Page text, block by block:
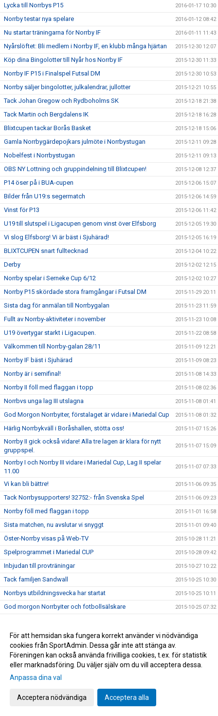
Lycka till Norrbys P15 2016-01-17 10:30
Norrby testar nya spelare 2016-01-12 08:42
Nu startar träningarna för Norrby IF 2016-01-11 11:43
Nyårslöftet: Bli medlem i Norrby IF, en klubb många hjärtan 2015-12-30 12:07
Köp dina Bingolotter till Nyår hos Norrby IF 2015-12-30 11:33
Norrby IF P15 i Finalspel Futsal DM 2015-12-30 10:53
Norrby säljer bingolotter, julkalendrar, jullotter 2015-12-21 10:55
Tack Johan Gregow och Rydboholms SK 2015-12-18 21:38
Tack Martin och Bergdalens IK 2015-12-18 16:28
Blixtcupen tackar Borås Basket 2015-12-18 15:06
Gamla Norrbygärdepojkars julmöte i Norrbystugan 2015-12-11 09:28
Nobelfest i Norrbystugan 2015-12-11 09:13
OBS NY Lottning och gruppindelning till Blixtcupen! 2015-12-08 12:37
P14 öser på i BUA-cupen 2015-12-06 15:07
Bilder från U19:s segermatch 2015-12-06 14:59
Vinst för P13 2015-12-06 11:42
U19 till slutspel i Ligacupen genom vinst över Elfsborg 2015-12-05 19:30
Vi slog Elfsborg! Vi är bäst i Sjuhärad! 2015-12-05 16:19
BLIXTCUPEN snart fulltecknad 2015-12-04 10:22
Derby 2015-12-02 12:15
Norrby spelar i Serneke Cup 6/12 2015-12-02 10:27
Norrby P15 skördade stora framgångar i Futsal DM 2015-11-29 20:11
Sista dag för anmälan till Norrbygalan 2015-11-23 11:59
Fullt av Norrby-aktiviteter i november 2015-11-23 10:08
U19 övertygar starkt i Ligacupen. 2015-11-22 08:58
Välkommen till Norrby-galan 28/11 2015-11-09 12:21
Norrby IF bäst i Sjuhärad 2015-11-09 08:23
Norrby är i semifinal! 2015-11-08 14:33
Norrby II föll med flaggan i topp 2015-11-08 02:36
Norrbvs unga lag III utslagna 2015-11-08 01:41
God Morgon Norrbyiter, förstalaget är vidare i Mariedal Cup 2015-11-08 01:32
Härlig Norrbykväll i Boråshallen, stötta oss! 2015-11-07 15:26
Norrby II gick också vidare! Alla tre lagen är klara för nytt
gruppspel.
2015-11-07 15:09
Norrby I och Norrby III vidare i Mariedal Cup, Lag II spelar
11.00
2015-11-07 07:33
Vi kan bli bättre! 2015-11-06 09:35
Tack Norrbysupporters! 32752:- från Svenska Spel 2015-11-06 09:23
Norrby föll med flaggan i topp 2015-11-01 16:58
Sista matchen, nu avslutar vi snyggt 2015-11-01 09:40
Öster-Norrby visas på Web-TV 2015-10-28 11:21
Spelprogrammet i Mariedal CUP 2015-10-28 09:42
Inbjudan till provträningar 2015-10-27 10:22
Tack familjen Sandwall 2015-10-25 10:30
Norrbys utbildningsvecka har startat 2015-10-25 10:11
God morgon Norrbyiter och fotbollsälskare 2015-10-25 07:32
Årets viktigaste match 2015-10-23 19:10
Norrbys P15 spelar DM/SM-kval i Futsal 2015-10-23 10:20
Nu gäller det! Vinna eller försvinna! 2015-10-22 09:40
Grattis Raymond Fridén
Följ Norrby-matchen live via Borås Tidning
För att hemsidan ska fungera korrekt använder vi nödvändiga
cookies från SportAdmin. Dessa går inte att stänga av.
Föreningen kan också använda frivilliga cookies, t.ex. för statistik
eller marknadsföring. Du väljer själv om du vill acceptera dessa.
Anpassa dina val
Acceptera nödvändiga Acceptera alla